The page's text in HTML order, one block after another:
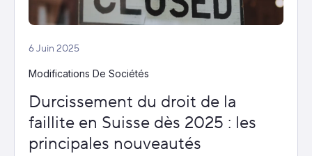
6 Juin 2025
Modifications De Sociétés
Durcissement du droit de la
faillite en Suisse dès 2025 : les
principales nouveautés